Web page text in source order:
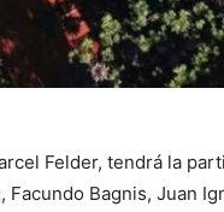
Felder, tendrá la
Bagnis, Juan